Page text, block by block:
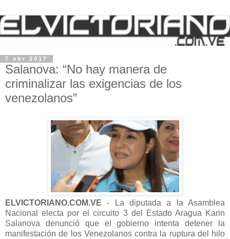
7 abr 2017
Salanova: “No hay manera de
criminalizar las exigencias de los
venezolanos”
ELVICTORIANO.COM.VE - La diputada a la Asamblea
Nacional electa por el circuito 3 del Estado Aragua Karin
Salanova denunció que el gobierno intenta detener la
manifestación de los Venezolanos contra la ruptura del hilo